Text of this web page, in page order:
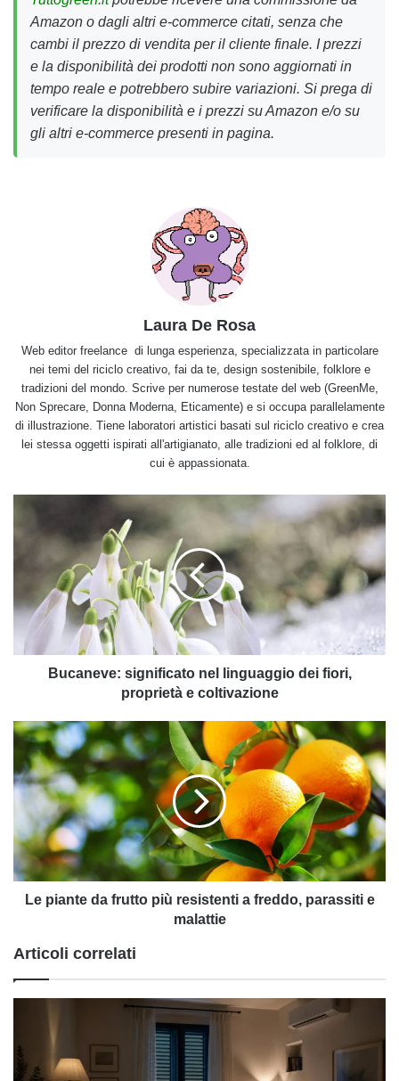
Amazon o dagli altri e-commerce citati, senza che
cambi il prezzo di vendita per il cliente finale. I prezzi
e la disponibilità dei prodotti non sono aggiornati in
tempo reale e potrebbero subire variazioni. Si prega di
verificare la disponibilità e i prezzi su Amazon e/o su
gli altri e-commerce presenti in pagina.
Laura De Rosa
Web editor freelance di lunga esperienza, specializzata in particolare
nei temi del riciclo creativo, fai da te, design sostenibile, folklore e
tradizioni del mondo. Scrive per numerose testate del web (GreenMe,
Non Sprecare, Donna Moderna, Eticamente) e si occupa parallelamente
di illustrazione. Tiene laboratori artistici basati sul riciclo creativo e crea
lei stessa oggetti ispirati all'artigianato, alle tradizioni ed al folklore, di
cui è appassionata.
nel
fiori,
proprietà
coltivazione
Bucaneve: significato nel linguaggio dei fiori,
proprietà e coltivazione
Le
piante
da
frutto
resistenti
a
freddo,
parassiti
Le piante da frutto più resistenti a freddo, parassiti e
malattie
Articoli correlati